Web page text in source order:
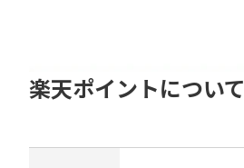
楽天ポイントについて